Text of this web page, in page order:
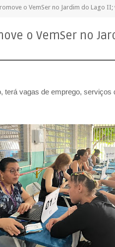
o VemSer no Jardim do Lago
o VemSer no
terá vagas de emprego,